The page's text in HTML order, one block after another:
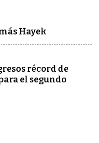
Hayek
récord de
el segundo